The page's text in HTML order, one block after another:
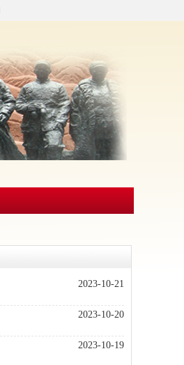
2023-10-21
2023-10-20
2023-10-19